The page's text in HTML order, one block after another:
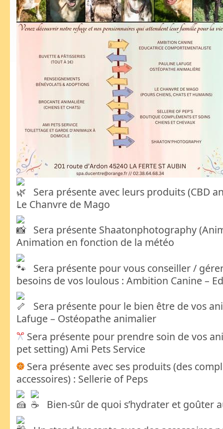
Sera présente avec leurs produits (CBD
Le Chanvre de Mago
Sera présente Shaatonphotography
Animation en fonction de la météo
Sera présente pour vous conseiller /
besoins de vos loulous : Ambition Canine –
Sera présente pour le bien être de vos
Lafuge – Ostéopathe animalier
Sera présente pour prendre soin de vos
pet setting) Ami Pets Service
Sera présente avec ses produits (des
accessoires) : Sellerie of Peps
Bien-sûr de quoi s’hydrater et goûter